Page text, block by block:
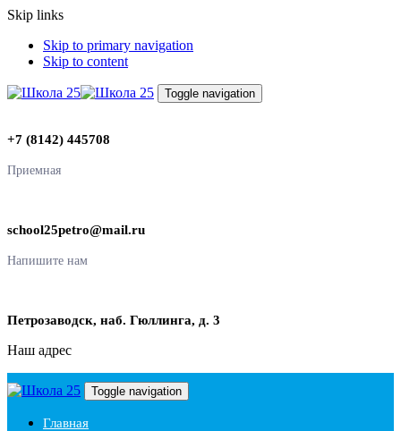
Skip links
Skip to primary navigation
Skip to content
Toggle navigation
+7 (8142) 445708
Приемная
school25petro@mail.ru
Напишите нам
Петрозаводск, наб. Гюллинга, д. 3
Наш адрес
Toggle navigation
Главная